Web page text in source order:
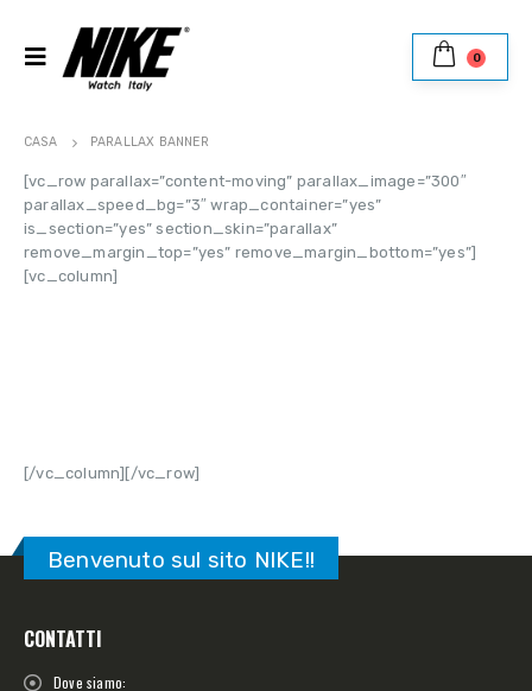
0
CASA PARALLAX BANNER
[vc_row parallax=”content-moving” parallax_image=”300″
parallax_speed_bg=”3″ wrap_container=”yes”
is_section=”yes” section_skin=”parallax”
remove_margin_top=”yes” remove_margin_bottom=”yes”]
[vc_column]
[/vc_column][/vc_row]
Benvenuto sul sito NIKE!!
CONTATTI
Dove siamo: